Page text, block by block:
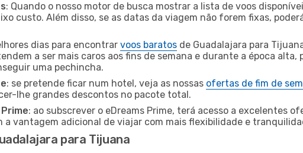
: Quando o nosso motor de busca mostrar a lista de voos
custo. Além disso, se as datas da viagem não forem fixas,
dias para encontrar voos baratos de Guadalajara para
a ser mais caros aos fins de semana e durante a época alta,
uma pechincha.
: se pretende ficar num hotel, veja as nossas ofertas de fim de
lhe grandes descontos no pacote total.
: ao subscrever o eDreams Prime, terá acesso a excelentes
vantagem adicional de viajar com mais flexibilidade e
para Tijuana